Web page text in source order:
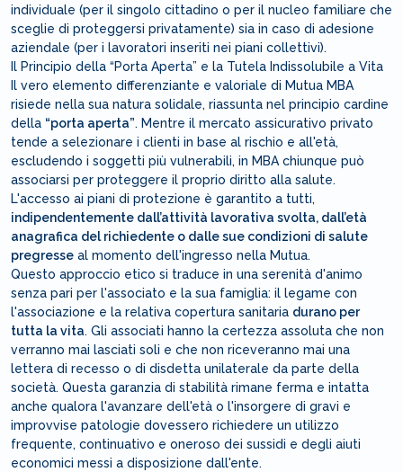
individuale (per il singolo cittadino o per il nucleo familiare che
sceglie di proteggersi privatamente) sia in caso di adesione
aziendale (per i lavoratori inseriti nei piani collettivi).
Il Principio della “Porta Aperta” e la Tutela Indissolubile a Vita
Il vero elemento differenziante e valoriale di Mutua MBA
risiede nella sua natura solidale, riassunta nel principio cardine
della “porta aperta”. Mentre il mercato assicurativo privato
tende a selezionare i clienti in base al rischio e all'età,
escludendo i soggetti più vulnerabili, in MBA chiunque può
associarsi per proteggere il proprio diritto alla salute.
L'accesso ai piani di protezione è garantito a tutti,
indipendentemente dall’attività lavorativa svolta, dall’età
anagrafica del richiedente o dalle sue condizioni di salute
pregresse al momento dell'ingresso nella Mutua.
Questo approccio etico si traduce in una serenità d'animo
senza pari per l'associato e la sua famiglia: il legame con
l'associazione e la relativa copertura sanitaria durano per
tutta la vita. Gli associati hanno la certezza assoluta che non
verranno mai lasciati soli e che non riceveranno mai una
lettera di recesso o di disdetta unilaterale da parte della
società. Questa garanzia di stabilità rimane ferma e intatta
anche qualora l'avanzare dell'età o l'insorgere di gravi e
improvvise patologie dovessero richiedere un utilizzo
frequente, continuativo e oneroso dei sussidi e degli aiuti
economici messi a disposizione dall'ente.